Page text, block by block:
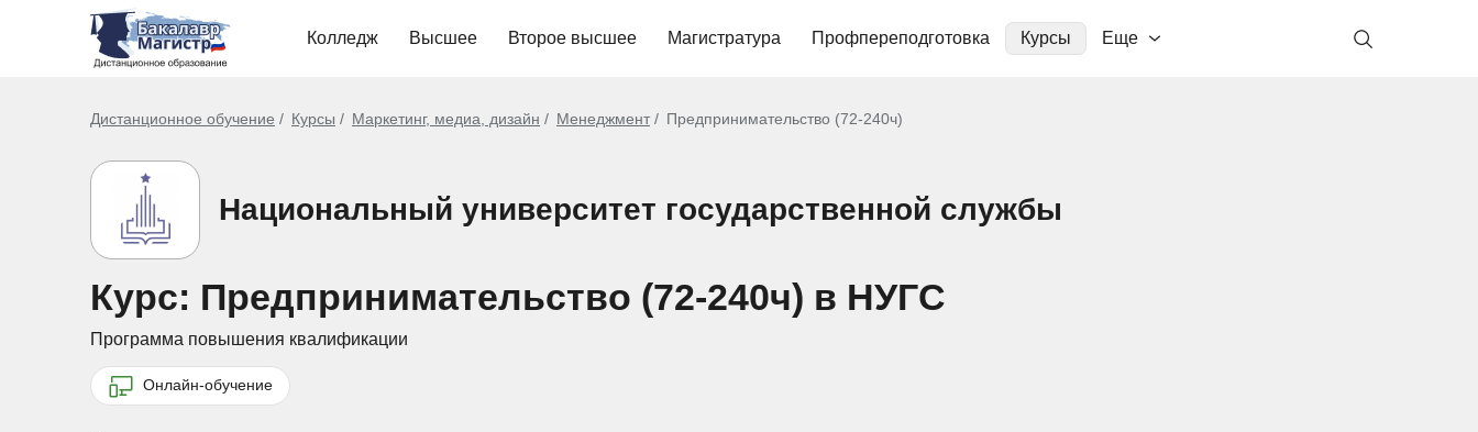
Колледж Высшее Второе высшее Магистратура Профпереподготовка Курсы Еще
Дистанционное обучение Курсы Маркетинг, медиа, дизайн Менеджмент Предпринимательство (72-240ч)
Национальный университет государственной службы
Курс: Предпринимательство (72-240ч) в НУГС
Программа повышения квалификации
Онлайн-обучение